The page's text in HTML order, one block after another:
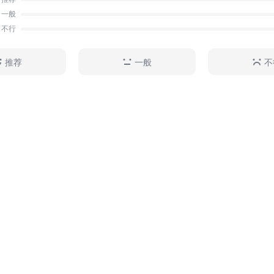
一般
不行
推荐 一般